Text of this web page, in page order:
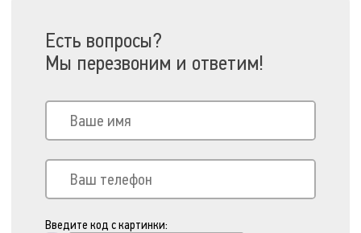
Есть вопросы?
Мы перезвоним и ответим!
Введите код с картинки: